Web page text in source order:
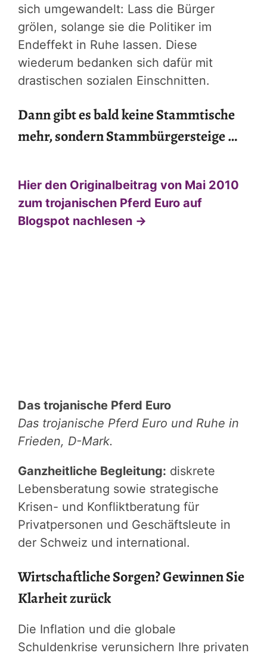
sich umgewandelt: Lass die Bürger
grölen, solange sie die Politiker im
Endeffekt in Ruhe lassen. Diese
wiederum bedanken sich dafür mit
drastischen sozialen Einschnitten.
Dann gibt es bald keine Stammtische
mehr, sondern Stammbürgersteige …
Hier den Originalbeitrag von Mai 2010
zum trojanischen Pferd Euro auf
Blogspot nachlesen →
Das trojanische Pferd Euro
Das trojanische Pferd Euro und Ruhe in
Frieden, D-Mark.
Ganzheitliche Begleitung: diskrete
Lebensberatung sowie strategische
Krisen- und Konfliktberatung für
Privatpersonen und Geschäftsleute in
der Schweiz und international.
Wirtschaftliche Sorgen? Gewinnen Sie
Klarheit zurück
Die Inflation und die globale
Schuldenkrise verunsichern Ihre privaten